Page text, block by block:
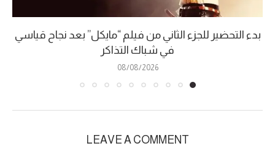
بدء التحضير للجزء الثاني من فيلم “مايكل” بعد نجاح قياسي
في شباك التذاكر
08/08/2026
LEAVE A COMMENT